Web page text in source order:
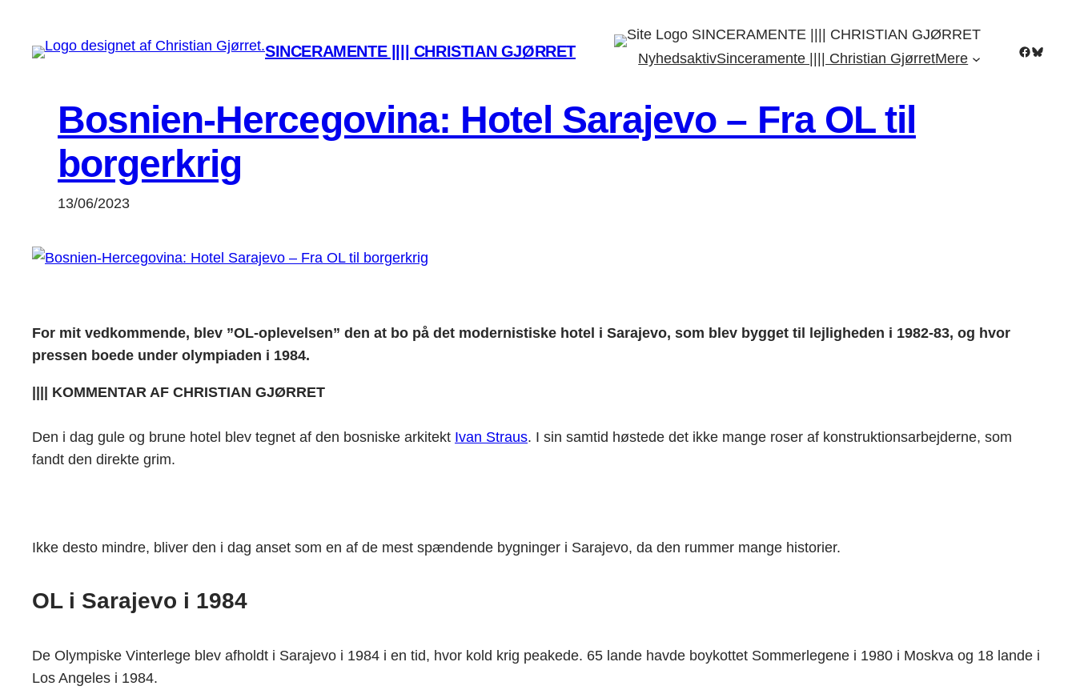
indhold
SINCERAMENTE |||| CHRISTIAN GJØRRET
SINCERAMENTE |||| CHRISTIAN GJØRRET
NyhedsaktivSinceramente |||| Christian GjørretMere Facebook
Bluesky
Bosnien-Hercegovina: Hotel Sarajevo – Fra OL til
borgerkrig
13/06/2023
For mit vedkommende, blev ”OL-oplevelsen” den at bo på det modernistiske hotel i Sarajevo, som blev bygget til lejligheden i 1982-83, og hvor
pressen boede under olympiaden i 1984.
|||| KOMMENTAR AF CHRISTIAN GJØRRET
Den i dag gule og brune hotel blev tegnet af den bosniske arkitekt Ivan Straus. I sin samtid høstede det ikke mange roser af konstruktionsarbejderne, som
fandt den direkte grim.
Ikke desto mindre, bliver den i dag anset som en af de mest spændende bygninger i Sarajevo, da den rummer mange historier.
OL i Sarajevo i 1984
De Olympiske Vinterlege blev afholdt i Sarajevo i 1984 i en tid, hvor kold krig peakede. 65 lande havde boykottet Sommerlegene i 1980 i Moskva og 18 lande i
Los Angeles i 1984.